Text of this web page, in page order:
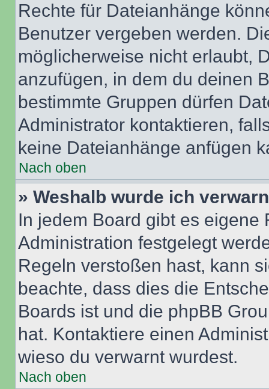
Rechte für Dateianhänge
Benutzer vergeben werden.
möglicherweise nicht erlaubt,
anzufügen, in dem du deinen
bestimmte Gruppen dürfen
Administrator kontaktieren,
keine Dateianhänge anfügen
Nach oben
» Weshalb wurde ich
In jedem Board gibt es
Administration festgelegt
Regeln verstoßen hast, kann
beachte, dass dies die
Boards ist und die phpBB
hat. Kontaktiere einen
wieso du verwarnt wurdest.
Nach oben